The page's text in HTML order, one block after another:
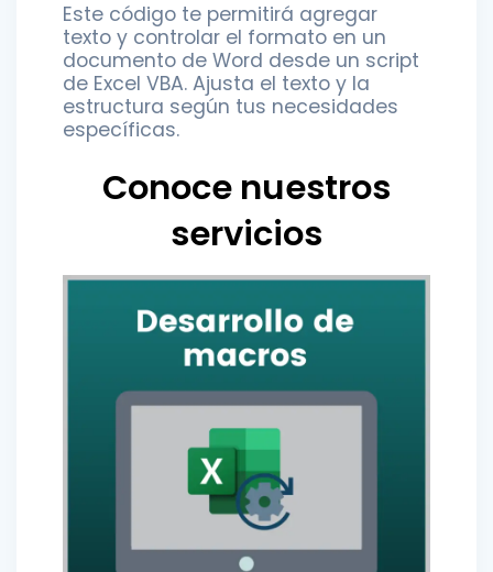
Este código te permitirá agregar
texto y controlar el formato en un
documento de Word desde un script
de Excel VBA. Ajusta el texto y la
estructura según tus necesidades
específicas.
Conoce nuestros
servicios